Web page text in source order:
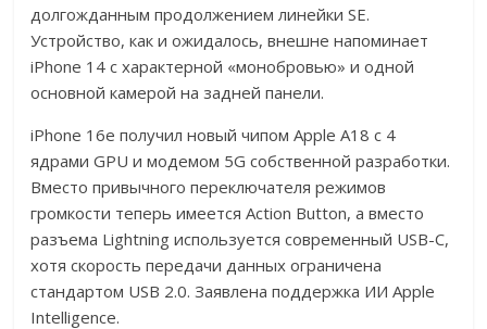
долгожданным продолжением линейки SE.
Устройство, как и ожидалось, внешне напоминает
iPhone 14 с характерной «монобровью» и одной
основной камерой на задней панели.
iPhone 16e получил новый чипом Apple A18 с 4
ядрами GPU и модемом 5G собственной разработки.
Вместо привычного переключателя режимов
громкости теперь имеется Action Button, а вместо
разъема Lightning используется современный USB-C,
хотя скорость передачи данных ограничена
стандартом USB 2.0. Заявлена поддержка ИИ Apple
Intelligence.